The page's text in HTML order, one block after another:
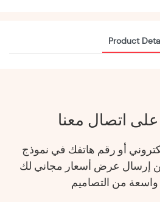
Product
اتصال معنا
أو رقم هاتفك في نموذج
إرسال عرض أسعار مجاني لك
من التصاميم